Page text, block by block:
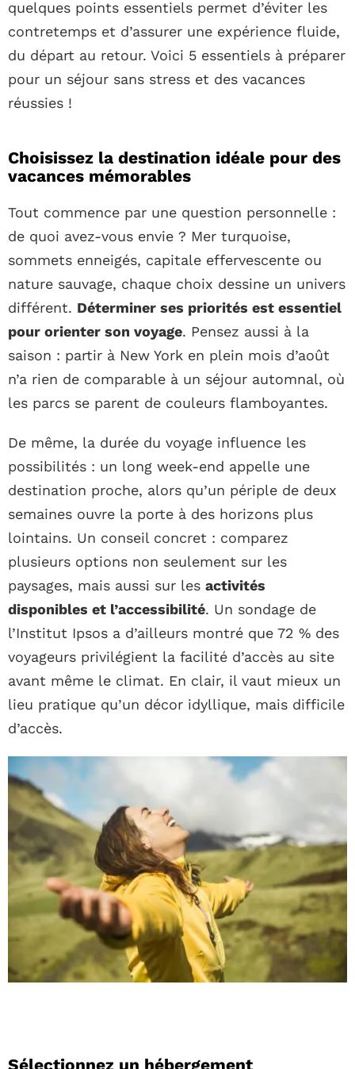
quelques points essentiels permet d’éviter les
contretemps et d’assurer une expérience fluide,
du départ au retour. Voici 5 essentiels à préparer
pour un séjour sans stress et des vacances
réussies !
Choisissez la destination idéale pour des
vacances mémorables
Tout commence par une question personnelle :
de quoi avez-vous envie ? Mer turquoise,
sommets enneigés, capitale effervescente ou
nature sauvage, chaque choix dessine un univers
différent. Déterminer ses priorités est essentiel
pour orienter son voyage. Pensez aussi à la
saison : partir à New York en plein mois d’août
n’a rien de comparable à un séjour automnal, où
les parcs se parent de couleurs flamboyantes.
De même, la durée du voyage influence les
possibilités : un long week-end appelle une
destination proche, alors qu’un périple de deux
semaines ouvre la porte à des horizons plus
lointains. Un conseil concret : comparez
plusieurs options non seulement sur les
paysages, mais aussi sur les activités
disponibles et l’accessibilité. Un sondage de
l’Institut Ipsos a d’ailleurs montré que 72 % des
voyageurs privilégient la facilité d’accès au site
avant même le climat. En clair, il vaut mieux un
lieu pratique qu’un décor idyllique, mais difficile
d’accès.
Sélectionnez un hébergement